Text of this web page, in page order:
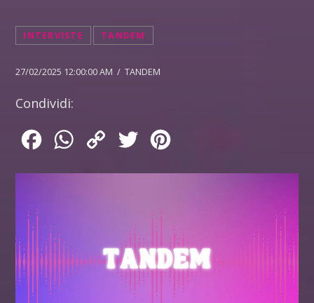
INTERVISTE TANDEM
27/02/2025 12:00:00 AM / TANDEM
Condividi:
FacebookWhatsApp
Copy
Twitter